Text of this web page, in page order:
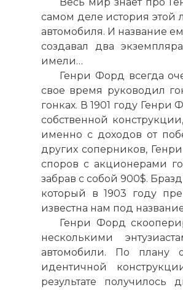
самом деле история этой
автомобиля. И название
создавал два
имели…
Генри Форд всегда
свое время руководил
гонках. В 1901 году
собственной
именно с доходов от
других соперников,
споров с акционерами
забрав с собой 900$.
который в 1903 году
известна нам под
Генри Форд
несколькими
автомобили. По плану
идентичной
результате